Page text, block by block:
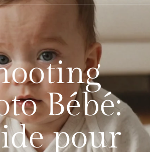
Bébé:
pour